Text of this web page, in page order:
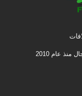
عام 2010